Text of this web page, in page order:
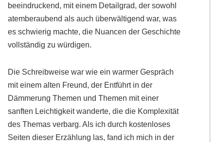
beeindruckend, mit einem Detailgrad, der sowohl
atemberaubend als auch überwältigend war, was
es schwierig machte, die Nuancen der Geschichte
vollständig zu würdigen.
Die Schreibweise war wie ein warmer Gespräch
mit einem alten Freund, der Entführt in der
Dämmerung Themen und Themen mit einer
sanften Leichtigkeit wanderte, die die Komplexität
des Themas verbarg. Als ich durch kostenloses
Seiten dieser Erzählung las, fand ich mich in der